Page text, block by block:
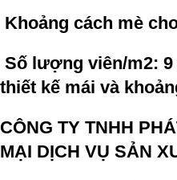
Khoảng cách mè
Số lượng viên/m2: 9
thiết kế mái và
CÔNG TY TNHH
MẠI DỊCH VỤ SẢN